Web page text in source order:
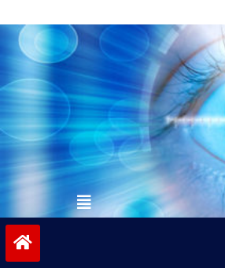
to
contentvinivida.lk